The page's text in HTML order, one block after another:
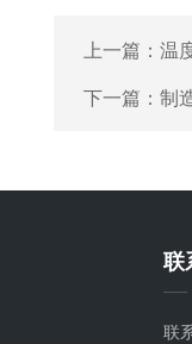
上一篇： 温
下一篇： 制
联
联